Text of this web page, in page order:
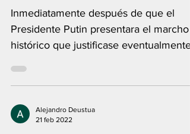
Inmediatamente después de que el
Presidente Putin presentara el marcho
histórico que justificase eventualmente
Alejandro Deustua
21 feb 2022